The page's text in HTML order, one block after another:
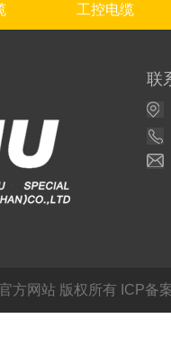
工控电缆
联
方网站 版权所有 ICP备